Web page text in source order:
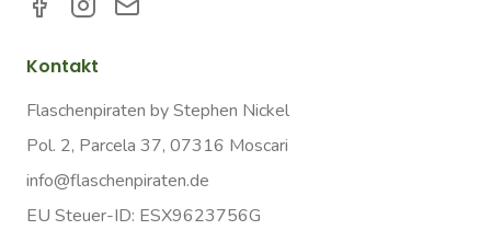
Kontakt
Flaschenpiraten by Stephen Nickel
Pol. 2, Parcela 37, 07316 Moscari
info@flaschenpiraten.de
EU Steuer-ID: ESX9623756G